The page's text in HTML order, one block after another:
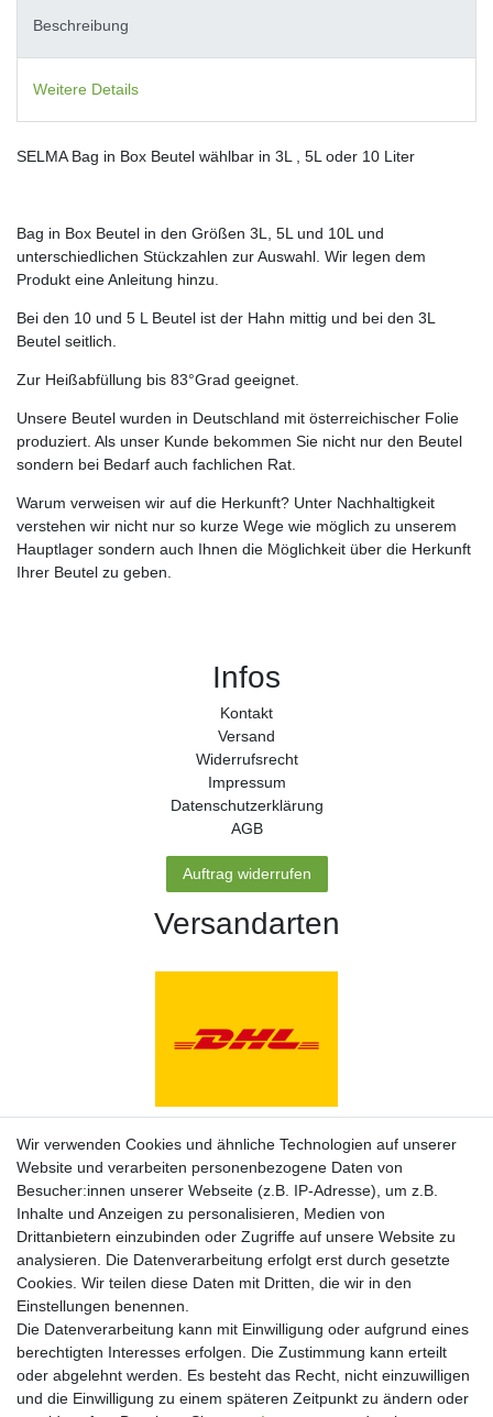
Beschreibung
Weitere Details
SELMA Bag in Box Beutel wählbar in 3L , 5L oder 10 Liter
Bag in Box Beutel in den Größen 3L, 5L und 10L und
unterschiedlichen Stückzahlen zur Auswahl. Wir legen dem
Produkt eine Anleitung hinzu.
Bei den 10 und 5 L Beutel ist der Hahn mittig und bei den 3L
Beutel seitlich.
Zur Heißabfüllung bis 83°Grad geeignet.
Unsere Beutel wurden in Deutschland mit österreichischer Folie
produziert. Als unser Kunde bekommen Sie nicht nur den Beutel
sondern bei Bedarf auch fachlichen Rat.
Warum verweisen wir auf die Herkunft? Unter Nachhaltigkeit
verstehen wir nicht nur so kurze Wege wie möglich zu unserem
Hauptlager sondern auch Ihnen die Möglichkeit über die Herkunft
Ihrer Beutel zu geben.
Infos
Kontakt
Versand
Widerrufs­recht
Impressum
Daten­schutz­erklärung
AGB
Auftrag widerrufen
Versandarten
Zahlungsarten
Wir verwenden Cookies und ähnliche Technologien auf unserer
Website und verarbeiten personenbezogene Daten von
Besucher:innen unserer Webseite (z.B. IP-Adresse), um z.B.
Inhalte und Anzeigen zu personalisieren, Medien von
Drittanbietern einzubinden oder Zugriffe auf unsere Website zu
analysieren. Die Datenverarbeitung erfolgt erst durch gesetzte
Cookies. Wir teilen diese Daten mit Dritten, die wir in den
Einstellungen benennen.
Die Datenverarbeitung kann mit Einwilligung oder aufgrund eines
berechtigten Interesses erfolgen. Die Zustimmung kann erteilt
oder abgelehnt werden. Es besteht das Recht, nicht einzuwilligen
und die Einwilligung zu einem späteren Zeitpunkt zu ändern oder